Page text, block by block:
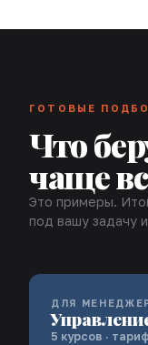
ГОТОВЫЕ
Что
чаще
Это примеры.
под вашу задачу
ДЛЯ
5 курсов ·